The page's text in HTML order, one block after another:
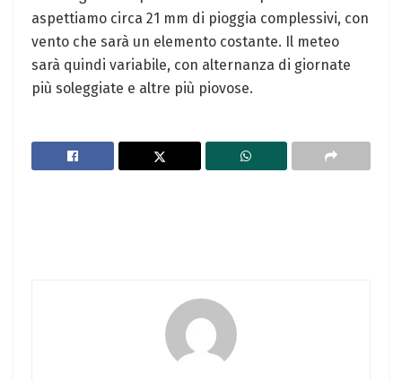
aspettiamo⁤ circa 21 mm di pioggia complessivi, con
vento che ⁤sarà un elemento costante. Il meteo
sarà quindi variabile,‍ con alternanza ⁢di giornate
più soleggiate e altre più piovose.